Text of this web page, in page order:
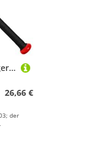
Sportset ROT Baseballschläger mit Bauchtasche Zahnfee Aluminium 26 Zoll
26,66 €
der